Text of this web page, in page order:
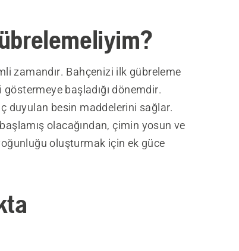
zamandır. Bahçenizi ilk gübreleme
başladığı dönemdir.
duyulan besin maddelerini sağlar.
olacağından, çimin yosun ve
oluşturmak için ek güce